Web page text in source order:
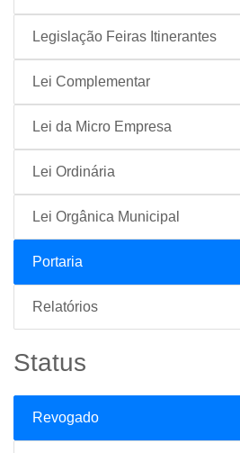
Legislação Feiras Itinerantes
Lei Complementar
Lei da Micro Empresa
Lei Ordinária
Lei Orgânica Municipal
Portaria
Relatórios
Status
Revogado